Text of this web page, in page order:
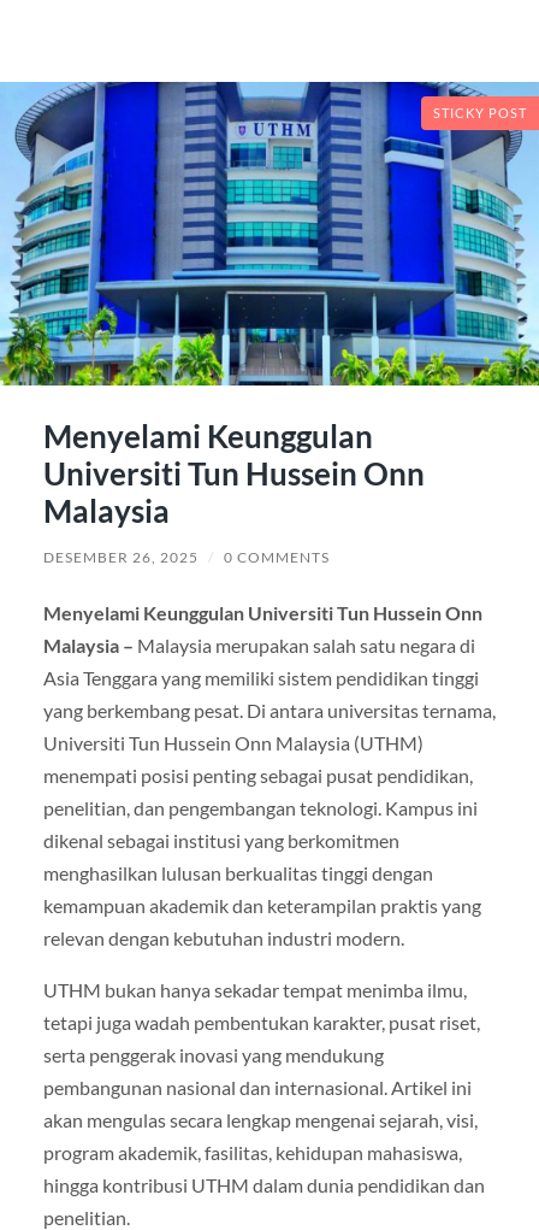
STICKY POST
Menyelami Keunggulan
Universiti Tun Hussein Onn
Malaysia
DESEMBER 26, 2025 / 0 COMMENTS
Menyelami Keunggulan Universiti Tun Hussein Onn
Malaysia – Malaysia merupakan salah satu negara di
Asia Tenggara yang memiliki sistem pendidikan tinggi
yang berkembang pesat. Di antara universitas ternama,
Universiti Tun Hussein Onn Malaysia (UTHM)
menempati posisi penting sebagai pusat pendidikan,
penelitian, dan pengembangan teknologi. Kampus ini
dikenal sebagai institusi yang berkomitmen
menghasilkan lulusan berkualitas tinggi dengan
kemampuan akademik dan keterampilan praktis yang
relevan dengan kebutuhan industri modern.
UTHM bukan hanya sekadar tempat menimba ilmu,
tetapi juga wadah pembentukan karakter, pusat riset,
serta penggerak inovasi yang mendukung
pembangunan nasional dan internasional. Artikel ini
akan mengulas secara lengkap mengenai sejarah, visi,
program akademik, fasilitas, kehidupan mahasiswa,
hingga kontribusi UTHM dalam dunia pendidikan dan
penelitian.